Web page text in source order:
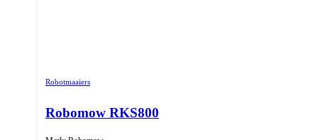
Robotmaaiers
Robomow RKS800